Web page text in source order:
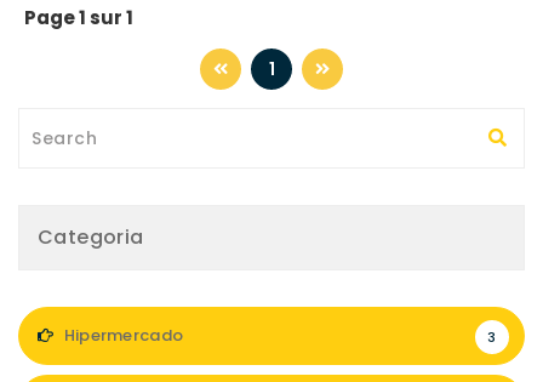
Page 1 sur 1
1
Categoria
Hipermercado 3